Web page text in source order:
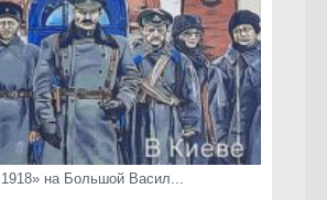
на Большой Васил...